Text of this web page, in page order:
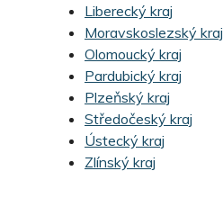
Liberecký kraj
Moravskoslezský kraj
Olomoucký kraj
Pardubický kraj
Plzeňský kraj
Středočeský kraj
Ústecký kraj
Zlínský kraj